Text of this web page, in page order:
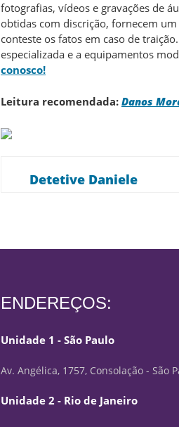
fotografias, vídeos e gravações de
obtidas com discrição, fornecem
conteste os fatos em caso de
especializada e a equipamentos
conosco!
Leitura recomendada: Danos
Detetive Daniele
ENDEREÇOS:
Unidade 1 - São Paulo
Av. Angélica, 1757, Consolação - São
Unidade 2 - Rio de Janeiro